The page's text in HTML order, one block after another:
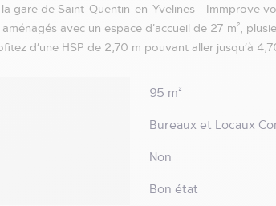
gare de Saint-Quentin-en-Yvelines - Immprove
avec un espace d’accueil de 27 m²,
d’une HSP de 2,70 m pouvant aller jusqu’à
95 m²
Bureaux et Locaux
Non
Bon état